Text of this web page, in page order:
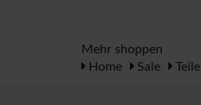
Mehr shoppen
Home
Sale Teile